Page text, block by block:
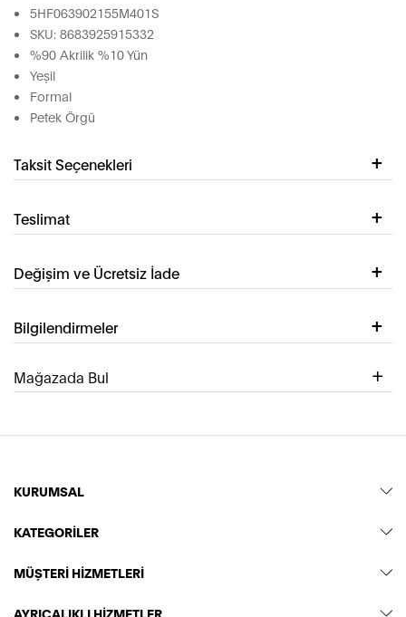
5HF063902155M401S
SKU: 8683925915332
%90 Akrilik %10 Yün
Yeşil
Formal
Petek Örgü
Taksit Seçenekleri
Teslimat
Değişim ve Ücretsiz İade
Bilgilendirmeler
Mağazada Bul
KURUMSAL
KATEGORİLER
MÜŞTERİ HİZMETLERİ
AYRICALIKLI HİZMETLER